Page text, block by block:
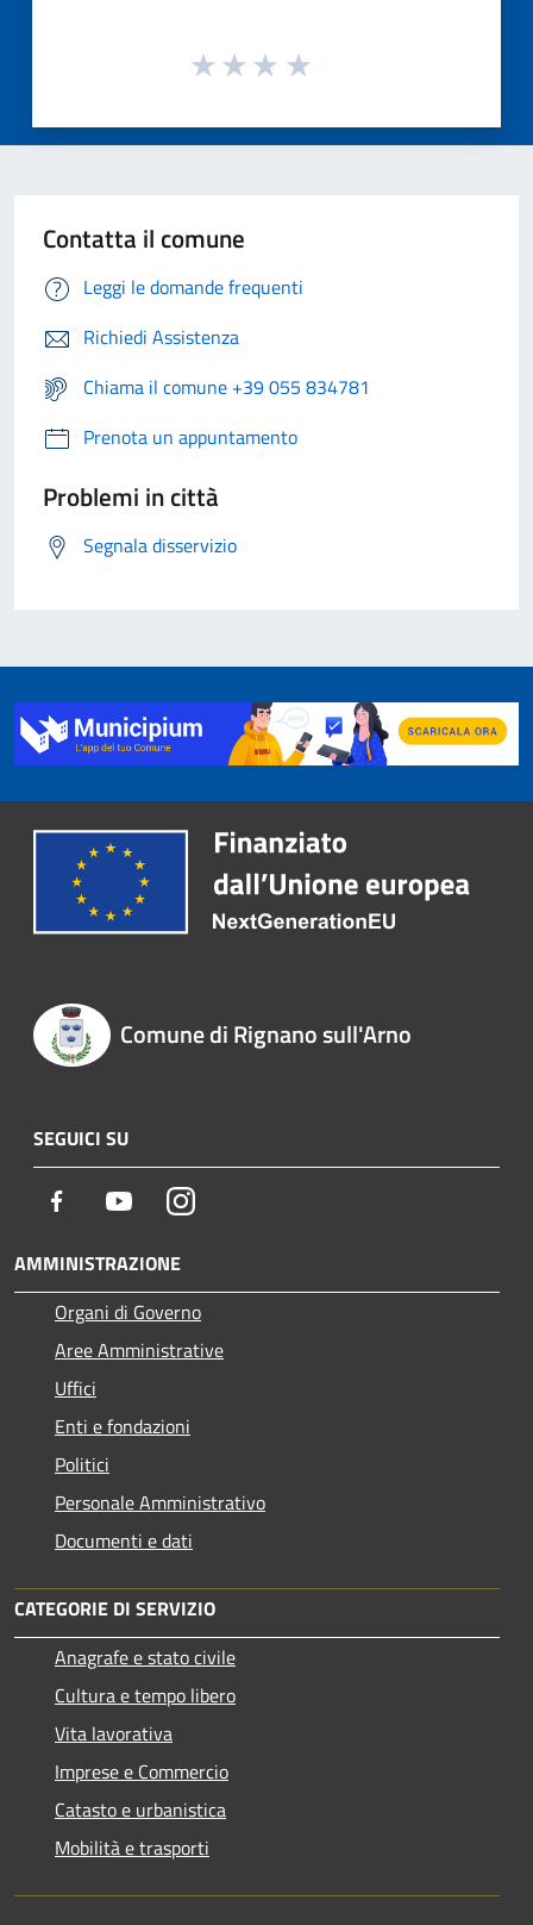
Contatta il comune
Leggi le domande frequenti
Richiedi Assistenza
Chiama il comune +39 055 834781
Prenota un appuntamento
Problemi in città
Segnala disservizio
Comune di Rignano sull'Arno
SEGUICI SU
Facebook YoutubeInstagram
AMMINISTRAZIONE
Organi di Governo
Aree Amministrative
Uffici
Enti e fondazioni
Politici
Personale Amministrativo
Documenti e dati
CATEGORIE DI SERVIZIO
Anagrafe e stato civile
Cultura e tempo libero
Vita lavorativa
Imprese e Commercio
Catasto e urbanistica
Mobilità e trasporti